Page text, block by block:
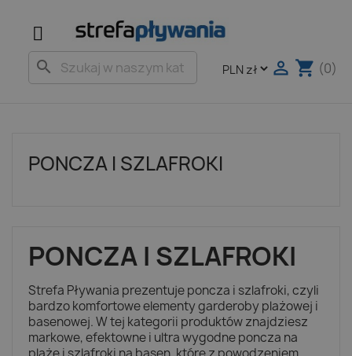
search shopping_cart (0)

PONCZA I SZLAFROKI
PONCZA I SZLAFROKI
Strefa Pływania prezentuje poncza i szlafroki, czyli
bardzo komfortowe elementy garderoby plażowej i
basenowej. W tej kategorii produktów znajdziesz
markowe, efektowne i ultra wygodne poncza na